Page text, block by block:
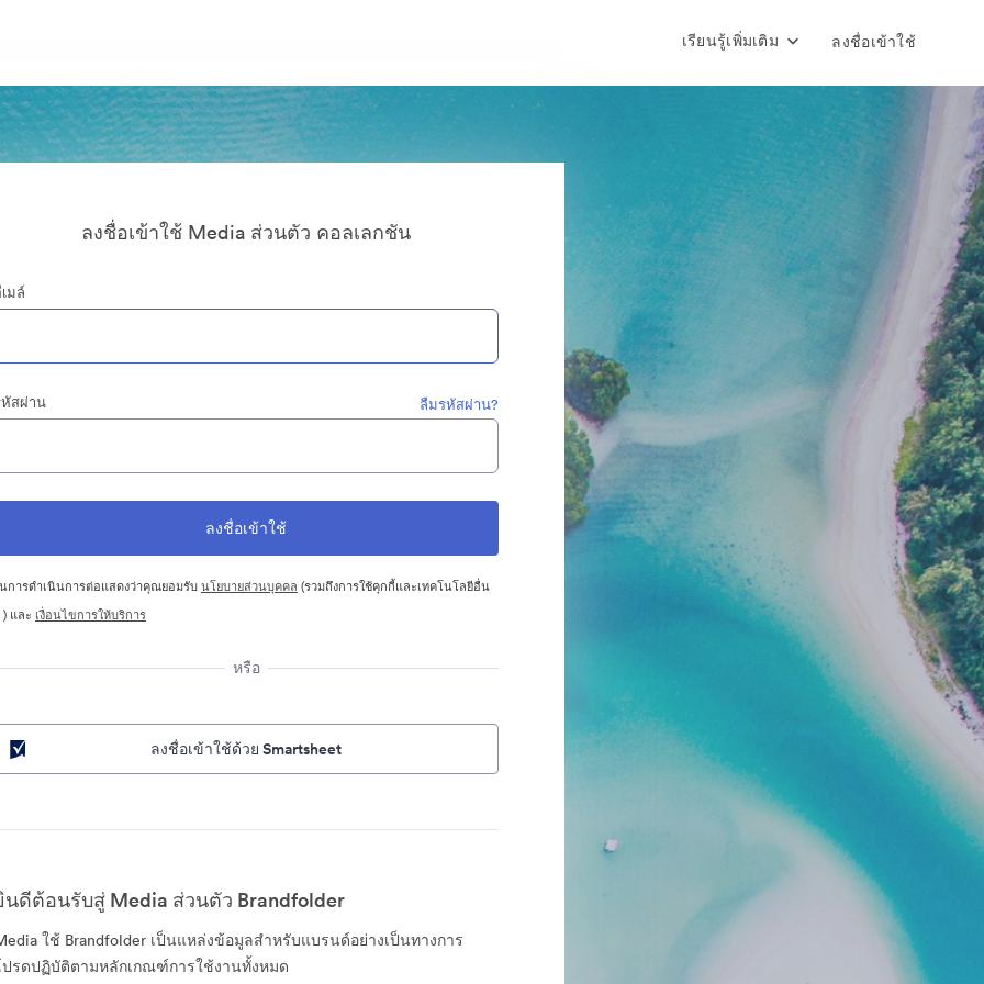
เรียนรู้เพิ่มเติม ลงชื่อเข้าใช้
ลงชื่อเข้าใช้ Media ส่วนตัว คอลเลกชัน
มล์
สผ่าน ลืมรหัสผ่าน?
การดำเนินการต่อแสดงว่าคุณยอมรับนโยบายส่วนบุคคล (รวมถึงการใช้คุกกี้และเทคโนโลยีอื่น
) และ เงื่อนไขการให้บริการ
หรือ
ลงชื่อเข้าใช้ด้วย Smartsheet
นดีต้อนรับสู่ Media ส่วนตัว Brandfolder
ใช้ Brandfolder เป็นแหล่งข้อมูลสำหรับแบรนด์อย่างเป็นทางการ
รดปฏิบัติตามหลักเกณฑ์การใช้งานทั้งหมด